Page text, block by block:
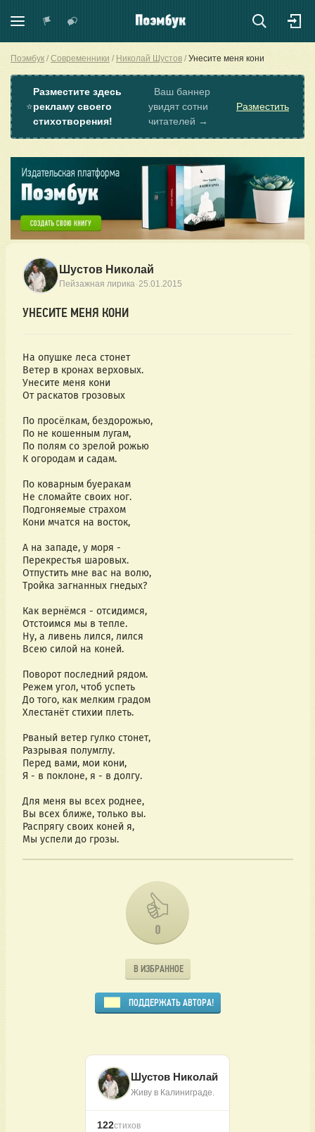
Поэмбук Современники Николай Шустов Унесите меня кони
⭐
Разместите здесь
рекламу своего
стихотворения!
Ваш баннер
увидят сотни
читателей →
Разместить
Шустов Николай
Пейзажная лирика·25.01.2015
УНЕСИТЕ МЕНЯ КОНИ
На опушке леса стонет
Ветер в кронах верховых.
Унесите меня кони
От раскатов грозовых
По просёлкам, бездорожью,
По не кошенным лугам,
По полям со зрелой рожью
К огородам и садам.
По коварным буеракам
Не сломайте своих ног.
Подгоняемые страхом
Кони мчатся на восток,
А на западе, у моря -
Перекрестья шаровых.
Отпустить мне вас на волю,
Тройка загнанных гнедых?
Как вернёмся - отсидимся,
Отстоимся мы в тепле.
Ну, а ливень лился, лился
Всею силой на коней.
Поворот последний рядом.
Режем угол, чтоб успеть
До того, как мелким градом
Хлестанёт стихии плеть.
Рваный ветер гулко стонет,
Разрывая полумглу.
Перед вами, мои кони,
Я - в поклоне, я - в долгу.
Для меня вы всех роднее,
Вы всех ближе, только вы.
Распрягу своих коней я,
Мы успели до грозы.
0
В ИЗБРАННОЕ
ПОДДЕРЖАТЬ АВТОРА!
Шустов Николай
Живу в Калиниграде.
122стихов